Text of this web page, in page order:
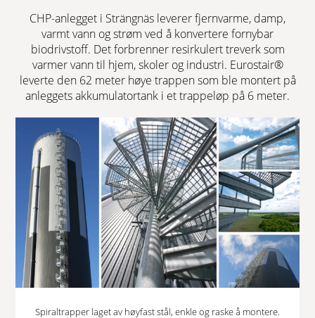
CHP-anlegget i Strängnäs leverer fjernvarme, damp,
varmt vann og strøm ved å konvertere fornybar
biodrivstoff. Det forbrenner resirkulert treverk som
varmer vann til hjem, skoler og industri. Eurostair®
leverte den 62 meter høye trappen som ble montert på
anleggets akkumulatortank i et trappeløp på 6 meter.
Spiraltrapper laget av høyfast stål, enkle og raske å montere.